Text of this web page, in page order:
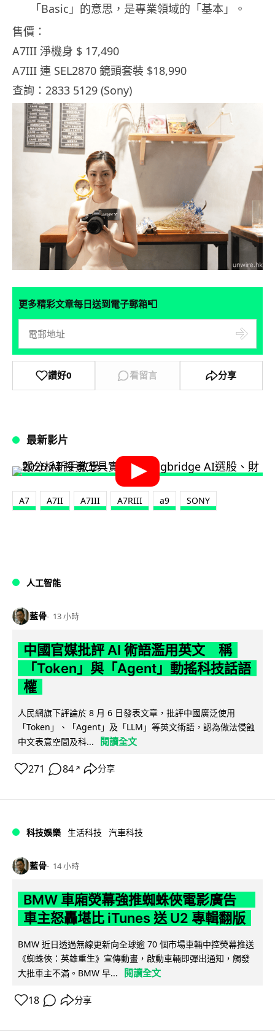
「Basic」的意思，是專業領域的「基本」。
售價：
A7III 淨機身 $ 17,490
A7III 連 SEL2870 鏡頭套裝 $18,990
查詢：2833 5129 (Sony)
更多精彩文章每日送到電子郵箱📮
讚好0 看留言 分享
最新影片
A7 A7II A7III A7RIII a9 SONY
人工智能
藍骨 13 小時
中國官媒批評 AI 術語濫用英文 稱
「Token」與「Agent」動搖科技話語
權
人民網旗下評論於 8 月 6 日發表文章，批評中國廣泛使用
「Token」、「Agent」及「LLM」等英文術語，認為做法侵蝕
中文表意空間及科...
閱讀全文
271 84 ↗ 分享
科技娛樂 生活科技 汽車科技
藍骨 14 小時
BMW 車廂熒幕強推蜘蛛俠電影廣告
車主怒轟堪比 iTunes 送 U2 專輯翻版
BMW 近日透過無線更新向全球逾 70 個市場車輛中控熒幕推送
《蜘蛛俠：英雄重生》宣傳動畫，啟動車輛即彈出通知，觸發
大批車主不滿。BMW 早...
閱讀全文
18 分享